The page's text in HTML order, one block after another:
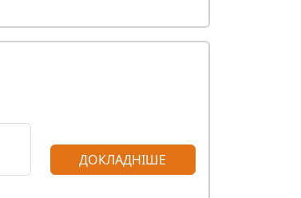
ДОКЛАДНІШЕ